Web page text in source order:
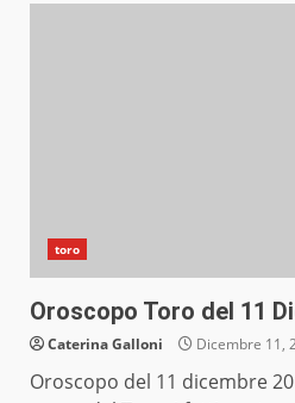
toro
Oroscopo Toro del 11
Caterina Galloni Dicembre 11,
Oroscopo del 11 dicembre